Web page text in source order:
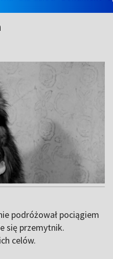
podróżował pociągiem
się przemytnik.
celów.